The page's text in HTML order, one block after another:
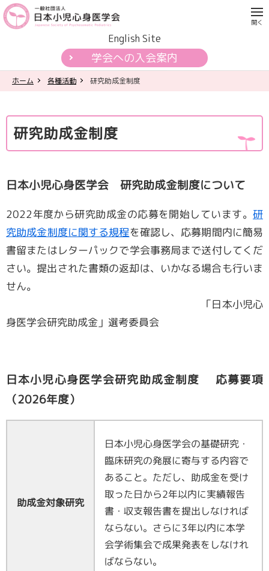
English Site
学会への入会案内
学会について
各種活動
学会認定制度
刊行物
公開資料・提言
一般の皆様へ
会員専用ページ
ホーム 各種活動 研究助成金制度
研究助成金制度
日本小児心身医学会 研究助成金制度について
2022年度から研究助成金の応募を開始しています。研
究助成金制度に関する規程を確認し、応募期間内に簡易
書留またはレターパックで学会事務局まで送付してくだ
さい。提出された書類の返却は、いかなる場合も行いま
せん。
「日本小児心
身医学会研究助成金」選考委員会
日本小児心身医学会研究助成金制度 応募要項
（2026年度）
助成金対象研究
日本小児心身医学会の基礎研究・
臨床研究の発展に寄与する内容で
あること。ただし、助成金を受け
取った日から2年以内に実績報告
書・収支報告書を提出しなければ
ならない。さらに3年以内に本学
会学術集会で成果発表をしなけれ
ばならない。